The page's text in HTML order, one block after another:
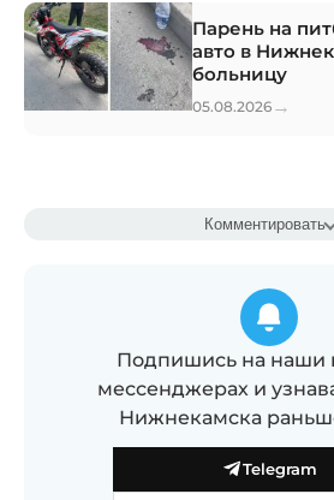
Парень на
авто в
больницу
05.08.2026 →
Комментировать
Подпишись на наши
мессенджерах и
Нижнекамска
Telegram